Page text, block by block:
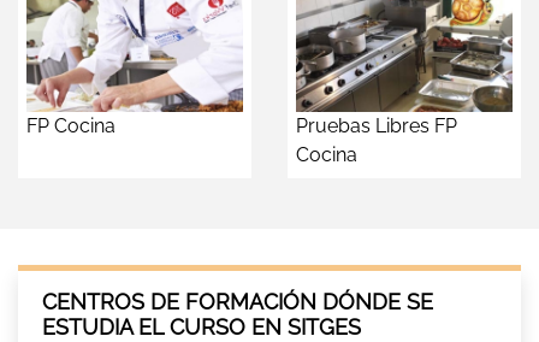
FP Cocina
Pruebas Libres FP
Cocina
CENTROS DE FORMACIÓN DÓNDE SE
ESTUDIA EL CURSO EN SITGES